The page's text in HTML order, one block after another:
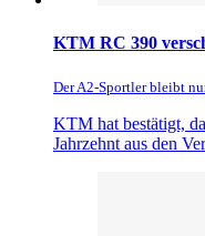
KTM RC 390
Der A2-Sportler bleibt
KTM hat bestätigt,
Jahrzehnt aus den